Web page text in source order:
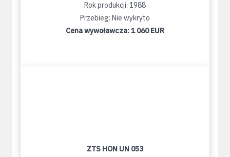
Rok produkcji: 1988
Przebieg: Nie wykryto
Cena wywoławcza:1 060 EUR
ZTS HON UN 053